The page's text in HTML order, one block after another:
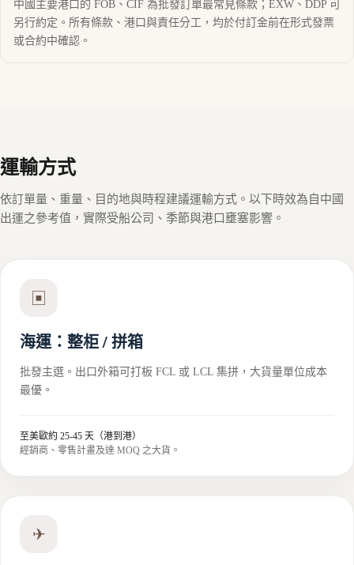
中國主要港口的 FOB、CIF 為批發訂單最常見條款；EXW、DDP 可
另行約定。所有條款、港口與責任分工，均於付訂金前在形式發票
或合約中確認。
運輸方式
依訂單量、重量、目的地與時程建議運輸方式。以下時效為自中國
出運之參考值，實際受船公司、季節與港口壅塞影響。
▣
海運：整柜 / 拼箱
批發主選。出口外箱可打板 FCL 或 LCL 集拼，大貨量單位成本
最優。
至美歐約 25-45 天（港到港）
經銷商、零售計畫及達 MOQ 之大貨。
✈